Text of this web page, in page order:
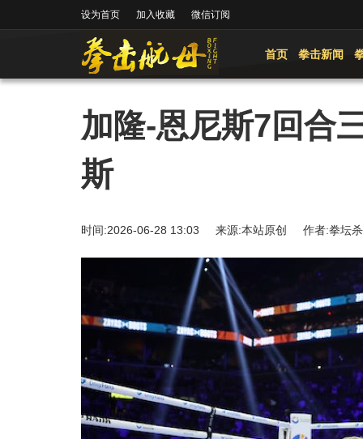
设为首页 加入收藏 微信订阅
首页 拳击新闻
加隆-恩尼斯7回合
斯
时间:2026-06-28 13:03 来源:本站原创 作者:拳